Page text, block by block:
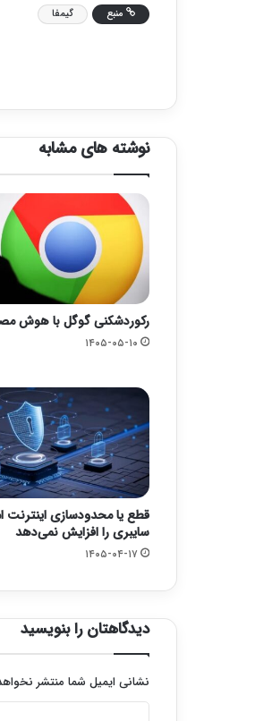
منبع گیمفا
نوشته های مشابه
رکوردشکنی گوگل با هوش
۱۴۰۵-۰۵-۱۰
قطع یا محدودسازی اینترنت
سایبری را افزایش نمی‌دهد
۱۴۰۵-۰۴-۱۷
دیدگاهتان را بنویسید
نشانی ایمیل شما منتشر